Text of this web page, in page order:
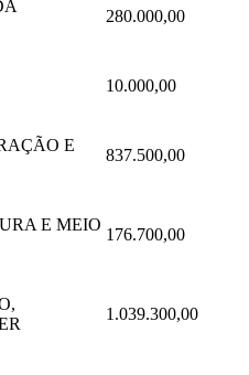
280.000,00
10.000,00
E
837.500,00
E MEIO
176.700,00
1.039.300,00